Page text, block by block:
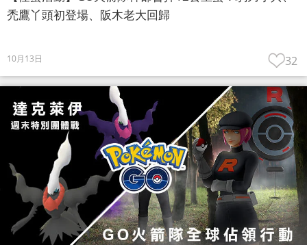
禿鷹丫頭初登場、阪木老大回歸
10月13日 32